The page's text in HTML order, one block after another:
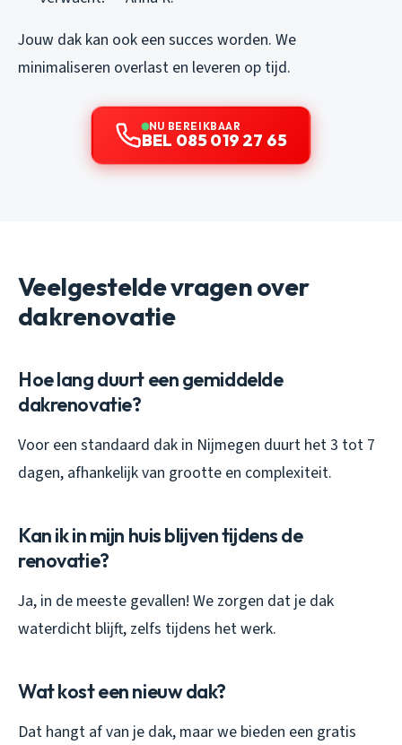
Jouw dak kan ook een succes worden. We
minimaliseren overlast en leveren op tijd.
NU BEREIKBAAR
BEL 085 019 27 65
Veelgestelde vragen over
dakrenovatie
Hoe lang duurt een gemiddelde
dakrenovatie?
Voor een standaard dak in Nijmegen duurt het 3 tot 7
dagen, afhankelijk van grootte en complexiteit.
Kan ik in mijn huis blijven tijdens de
renovatie?
Ja, in de meeste gevallen! We zorgen dat je dak
waterdicht blijft, zelfs tijdens het werk.
Wat kost een nieuw dak?
Dat hangt af van je dak, maar we bieden een gratis